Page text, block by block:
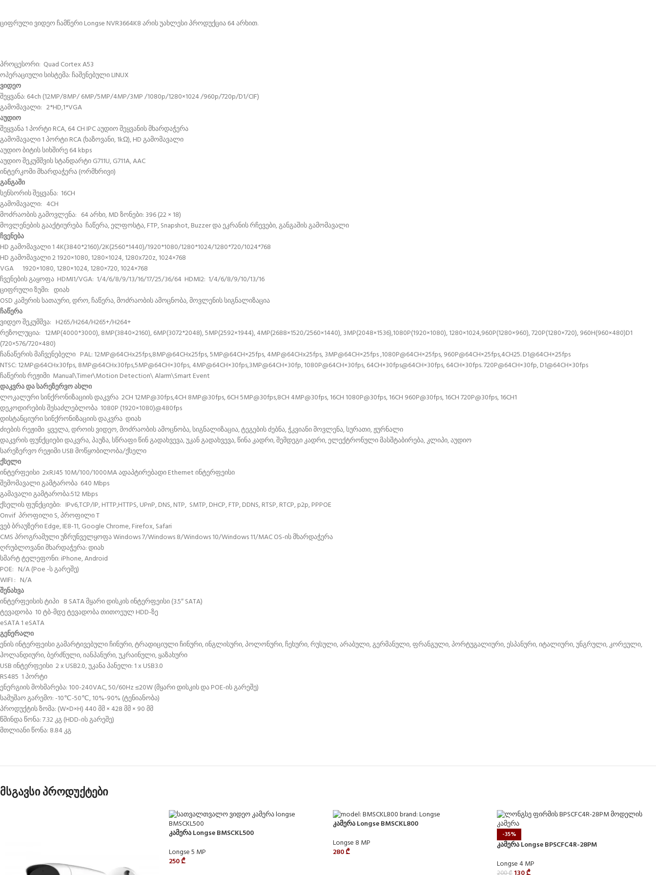
ციფრული ვიდეო ჩამწერი Longse NVR3664K8 არის უახლესი პროდუქცია 64 არხით.
პროცესორი: Quad Cortex A53
ოპერაციული სისტემა: ჩაშენებული LINUX
ვიდეო
შეყვანა: 64ch (12MP/8MP/ 6MP/5MP/4MP/3MP /1080p/1280×1024 /960p/720p/D1/CIF)
გამომავალი: 2*HD,1*VGA
აუდიო
შეყვანა 1 პორტი RCA, 64 CH IPC აუდიო შეყვანის მხარდაჭერა
გამომავალი 1 პორტი RCA (ხაზოვანი, 1kΩ), HD გამომავალი
აუდიო ბიტის სიხშირე 64 kbps
აუდიო შეკუმშვის სტანდარტი G711U, G711A, AAC
ინტერკომი მხარდაჭერა (ორმხრივი)
განგაში
სენსორის შეყვანა: 16CH
გამომავალი: 4CH
მოძრაობის გამოვლენა: 64 არხი, MD ზონები: 396 (22 × 18)
მოვლენების გააქტიურება ჩაწერა, ელფოსტა, FTP, Snapshot, Buzzer და ეკრანის რჩევები, განგაშის გამომავალი
ჩვენება
HD გამომავალი 1 4K(3840*2160)/2K(2560*1440)/1920*1080/1280*1024/1280*720/1024*768
HD გამომავალი 2 1920×1080, 1280×1024, 1280x720z, 1024×768
VGA 1920×1080, 1280×1024, 1280×720, 1024×768
ჩვენების გაყოფა HDMI1/VGA: 1/4/6/8/9/13/16/17/25/36/64 HDMI2: 1/4/6/8/9/10/13/16
ციფრული ზუმი: დიახ
OSD კამერის სათაური, დრო, ჩაწერა, მოძრაობის ამოცნობა, მოვლენის სიგნალიზაცია
ჩაწერა
ვიდეო შეკუმშვა: H265/H264/H265+/H264+
რეზოლუცია: 12MP(4000*3000), 8MP(3840×2160), 6MP(3072*2048), 5MP(2592×1944), 4MP(2688×1520/2560×1440), 3MP(2048×1536),1080P(1920×1080), 1280×1024,960P(1280×960), 720P(1280×720), 960H(960×480)D1
(720×576/720×480)
ჩანაწერის მაჩვენებელი PAL: 12MP@64CHx25fps,8MP@64CHx25fps, 5MP@64CH×25fps, 4MP@64CHx25fps, 3MP@64CH×25fps ,1080P@64CH×25fps, 960P@64CH×25fps,4CH25. D1@64CH×25fps
NTSC: 12MP@64CHx30fps, 8MP@64CHx30fps,5MP@64CH×30fps, 4MP@64CH×30fps,3MP@64CH×30fp, 1080P@64CH×30fps, 64CH×30fps@64CH×30fps, 64CH×30fps. 720P@64CH×30fp, D1@64CH×30fps
ჩაწერის რეჟიმი Manual\Timer\Motion Detection\ Alarm\Smart Event
დაკვრა და სარეზერვო ასლი
ლოკალური სინქრონიზაციის დაკვრა 2CH 12MP@30fps,4CH 8MP@30fps, 6CH 5MP@30fps,8CH 4MP@30fps, 16CH 1080P@30fps, 16CH 960P@30fps, 16CH 720P@30fps, 16CH1
დეკოდირების შესაძლებლობა 1080P (1920×1080)@480fps
დისტანციური სინქრონიზაციის დაკვრა დიახ
ძიების რეჟიმი ყველა, დროის ვიდეო, მოძრაობის ამოცნობა, სიგნალიზაცია, ტეგების ძებნა, ჭკვიანი მოვლენა, სურათი, ჟურნალი
დაკვრის ფუნქციები დაკვრა, პაუზა, სწრაფი წინ გადახვევა, უკან გადახვევა, წინა კადრი, შემდეგი კადრი, ელექტრონული მასშტაბირება, კლიპი, აუდიო
სარეზერვო რეჟიმი USB მოწყობილობა/ქსელი
ქსელი
ინტერფეისი 2xRJ45 10M/100/1000MA ადაპტირებადი Ethernet ინტერფეისი
შემომავალი გამტარობა 640 Mbps
გამავალი გამტარობა:512 Mbps
ქსელის ფუნქციები: IPv6,TCP/IP, HTTP,HTTPS, UPnP, DNS, NTP, SMTP, DHCP, FTP, DDNS, RTSP, RTCP, p2p, PPPOE
Onvif პროფილი S, პროფილი T
ვებ ბრაუზერი Edge, IE8-11, Google Chrome, Firefox, Safari
CMS პროგრამული უზრუნველყოფა Windows 7/Windows 8/Windows 10/Windows 11/MAC OS-ის მხარდაჭერა
ღრუბლოვანი მხარდაჭერა: დიახ
სმარტ ტელეფონი: iPhone, Android
POE: N/A (Poe -ს გარეშე)
WIFI : N/A
შენახვა
ინტერფეისის ტიპი 8 SATA მყარი დისკის ინტერფეისი (3.5″ SATA)
ტევადობა 10 ტბ-მდე ტევადობა თითოეულ HDD-ზე
eSATA 1 eSATA
გენერალი
ენის ინტერფეისი გამარტივებული ჩინური, ტრადიციული ჩინური, ინგლისური, პოლონური, ჩეხური, რუსული, არაბული, გერმანული, ფრანგული, პორტუგალიური, ესპანური, იტალიური, უნგრული, კორეული,
ჰოლანდიური, ბერძნული, იანპანური, უკრაინული, ყაზახური
USB ინტერფეისი 2 x USB2.0, უკანა პანელი: 1 x USB3.0
RS485 1 პორტი
ენერგიის მოხმარება: 100-240VAC, 50/60Hz ≤20W (მყარი დისკის და POE-ის გარეშე)
სამუშაო გარემო: -10℃-50℃, 10%-90% (ტენიანობა)
პროდუქტის ზომა: (W×D×H) 440 მმ × 428 მმ × 90 მმ
წმინდა წონა: 7.32 კგ (HDD-ის გარეშე)
მთლიანი წონა: 8.84 კგ
მსგავსი პროდუქტები
კამერა Longse BMSCKL500
Longse 5 MP
250₾
კამერა Longse BMSCKL800
Longse 8 MP
280₾
-35%
კამერა Longse BPSCFC4R-28PM
Longse 4 MP